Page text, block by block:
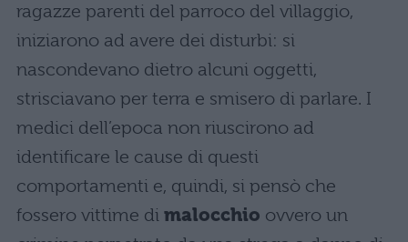
ragazze parenti del parroco del villaggio,
iniziarono ad avere dei disturbi: si
nascondevano dietro alcuni oggetti,
strisciavano per terra e smisero di parlare. I
medici dell’epoca non riuscirono ad
identificare le cause di questi
comportamenti e, quindi, si pensò che
fossero vittime di malocchio ovvero un